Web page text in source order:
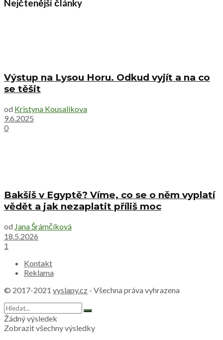
Nejčtenější články
Výstup na Lysou Horu. Odkud vyjít a na co
se těšit
od Kristyna Kousalikova
9.6.2025
0
Bakšiš v Egyptě? Víme, co se o něm vyplatí
vědět a jak nezaplatit příliš moc
od Jana Šrámčíková
18.5.2026
1
Kontakt
Reklama
© 2017-2021 vyslapy.cz - Všechna práva vyhrazena
Žádný výsledek
Zobrazit všechny výsledky